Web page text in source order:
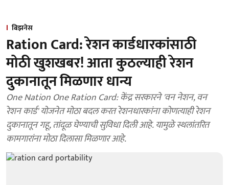
बिझनेस
Ration Card: रेशन कार्डधारकांसाठी
मोठी खुशखबर! आता कुठल्याही रेशन
दुकानातून मिळणार धान्य
One Nation One Ration Card: केंद्र सरकारने 'वन नेशन, वन
रेशन कार्ड' योजनेत मोठा बदल करत रेशनधारकांना कोणत्याही रेशन
दुकानातून गहू, तांदूळ घेण्याची सुविधा दिली आहे. यामुळे स्थलांतरित
कामगारांना मोठा दिलासा मिळणार आहे.